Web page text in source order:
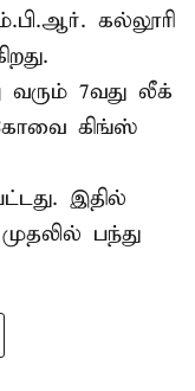
கல்லூரி
7வது லீக்
கிங்ஸ்
இதில்
பந்து